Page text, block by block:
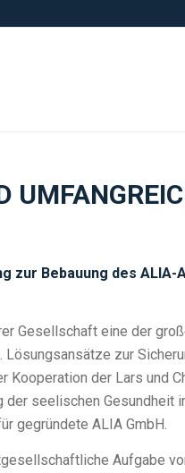
Bebauung des ALIA-
Gesellschaft eine der
zur
der Lars und
seelischen Gesundheit
gegründete ALIA GmbH.
Aufgabe